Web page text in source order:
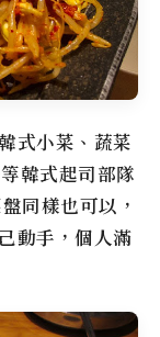
式小菜、蔬菜
韓式起司部隊
同樣也可以，
動手，個人滿